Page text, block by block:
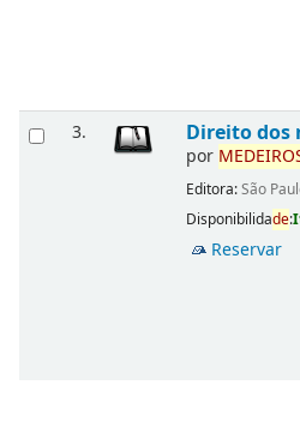
3. Direito dos
por MEDE
Editora:São
Disponibilidade:
Reservar